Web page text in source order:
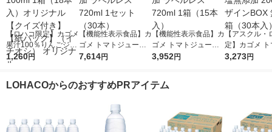
【ロハコ限定】カゴメ
果汁100％りんごジュ
ース100ml 1箱（18本
（イチオシ） オリジ
1,260円
【機能性表示食品】カ
ゴメ トマトジュース
食塩無添加 ラベルレ
7,614円
【機能性表示食品】カ
ゴメ トマトジュース
食塩無添加 ラベルレ
3,952円
【アスクル・
定】カゴメ
ュース 食塩
3,273円
LOHACOからのおすすめPRアイテム